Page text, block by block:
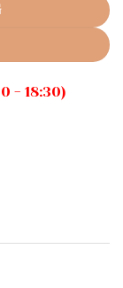
- 18:30)